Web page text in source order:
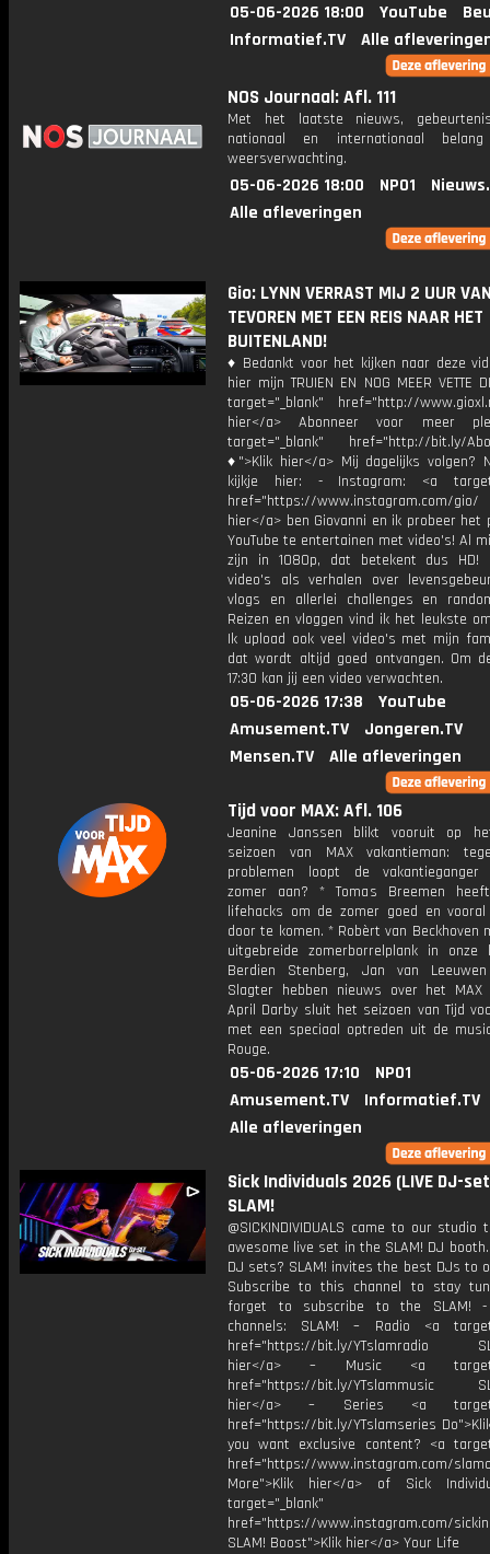
05-06-2026 18:00 YouTube
Informatief.TV
Alle
NOS Journaal: Afl. 111
Met het laatste nieuws,
nationaal en internationaal
weersverwachting.
05-06-2026 18:00 NPO1
Alle afleveringen
Gio: LYNN VERRAST MIJ 2 UUR
TEVOREN MET EEN REIS NAAR HET
BUITENLAND!
♦ Bedankt voor het kijken naar deze
hier mijn TRUIEN EN NOG MEER VETTE
target="_blank" href="http://
hier</a> Abonneer voor meer
target="_blank" href="http://bit.ly/
♦">Klik hier</a> Mij dagelijks volgen?
kijkje hier: - Instagram: <a
href="https://www.instagram.com/
hier</a> ben Giovanni en ik probeer het
YouTube te entertainen met video's! Al
zijn in 1080p, dat betekent dus HD!
video's als verhalen over
vlogs en allerlei challenges en
Reizen en vloggen vind ik het leukste
Ik upload ook veel video's met mijn
dat wordt altijd goed ontvangen. Om
17:30 kan jij een video verwachten.
05-06-2026 17:38
YouTube
Amusement.TV
Jongeren.TV
Mensen.TV
Alle afleveringen
Tijd voor MAX: Afl. 106
Jeanine Janssen blikt vooruit op
seizoen van MAX vakantieman:
problemen loopt de vakantieganger
zomer aan? * Tomas Breemen
lifehacks om de zomer goed en vooral
door te komen. * Robèrt van Beckhoven
uitgebreide zomerborrelplank in onze
Berdien Stenberg, Jan van
Slagter hebben nieuws over het MAX
April Darby sluit het seizoen van Tijd
met een speciaal optreden uit de
Rouge.
05-06-2026 17:10
NPO1
Amusement.TV
Informatief.TV
Alle afleveringen
Sick Individuals 2026 (LIVE DJ-
SLAM!
@SICKINDIVIDUALS came to our studio
awesome live set in the SLAM! DJ
DJ sets? SLAM! invites the best DJs to
Subscribe to this channel to stay
forget to subscribe to the SLAM! -
channels: SLAM! – Radio <a
href="https://bit.ly/YTslamradio
hier</a> – Music <a
href="https://bit.ly/YTslammusic
hier</a> – Series <a
href="https://bit.ly/YTslamseries
you want exclusive content? <a
href="https://www.instagram.com/
More">Klik hier</a> of Sick
target="_blank"
href="https://www.instagram.com/
SLAM! Boost">Klik hier</a> Your Life